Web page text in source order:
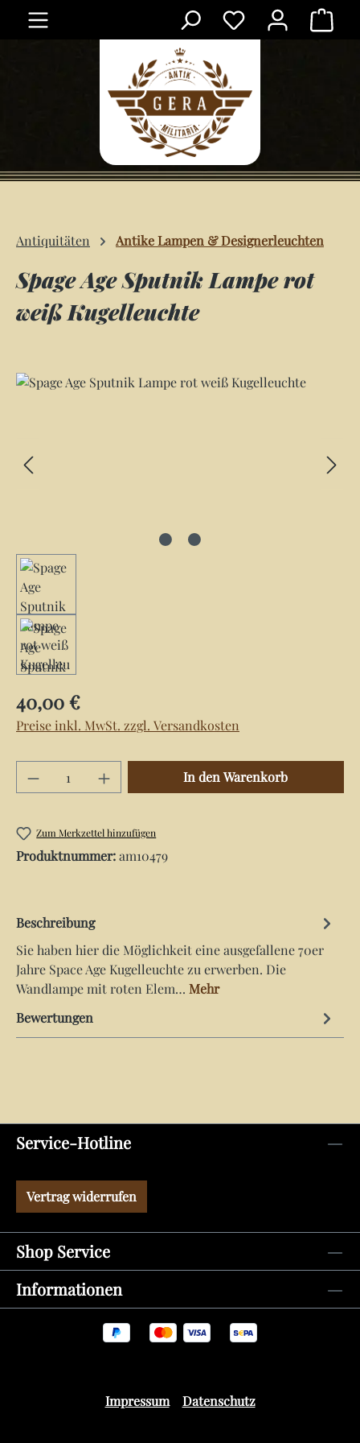
Zum Hauptinhalt springen
Antiquitäten Antike Lampen & Designerleuchten
Spage Age Sputnik Lampe rot
weiß Kugelleuchte
Bildergalerie überspringen
Regulärer Preis:
40,00 €
Preise inkl. MwSt. zzgl. Versandkosten
Produkt Anzahl: Gib den gewünschten
In den Warenkorb
Zum Merkzettel hinzufügen
Produktnummer:am10479
Beschreibung
Sie haben hier die Möglichkeit eine ausgefallene 70er
Jahre Space Age Kugelleuchte zu erwerben. Die
Wandlampe mit roten Elem… Mehr
Bewertungen
Service-Hotline
Vertrag widerrufen
Shop Service
Informationen
Impressum Datenschutz